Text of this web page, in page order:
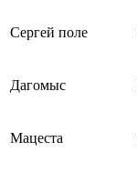
Сергей поле
Дагомыс
Мацеста